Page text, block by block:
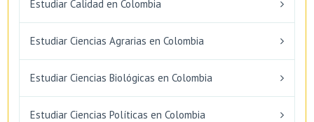
Estudiar Calidad en Colombia
Estudiar Ciencias Agrarias en Colombia
Estudiar Ciencias Biológicas en Colombia
Estudiar Ciencias Políticas en Colombia